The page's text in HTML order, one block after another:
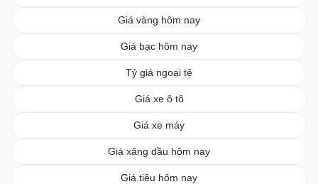
Giá vàng hôm nay
Giá bạc hôm nay
Tỷ giá ngoại tệ
Giá xe ô tô
Giá xe máy
Giá xăng dầu hôm nay
Giá tiêu hôm nay